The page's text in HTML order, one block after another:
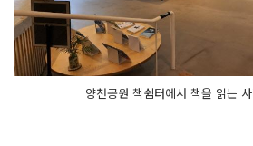
양천공원 책쉼터에서 책을 읽는